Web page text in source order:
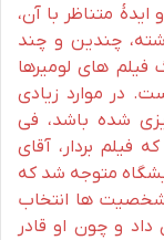
ایدۀ متناظر با آن،
چندین و چند
فیلم های لومیرها
در موارد زیادی
شده باشد، فی
فیلم بردار، آقای
متوجه شد که
شخصیت ها انتخاب
و چون او قادر